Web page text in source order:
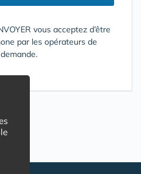
vous acceptez d’être
par les opérateurs de